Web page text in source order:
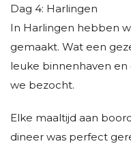
Dag 4: Harlingen
In Harlingen hebben
gemaakt. Wat een
leuke binnenhaven
we bezocht.
Elke maaltijd aan
dineer was perfect